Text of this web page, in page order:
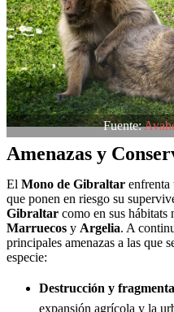
Fuente:
Amenazas y
El Mono de Gibraltar enfrenta
que ponen en riesgo su
Gibraltar como en sus hábitats
Marruecos y Argelia. A
principales amenazas a las que
especie:
Destrucción y
expansión agrícola y la